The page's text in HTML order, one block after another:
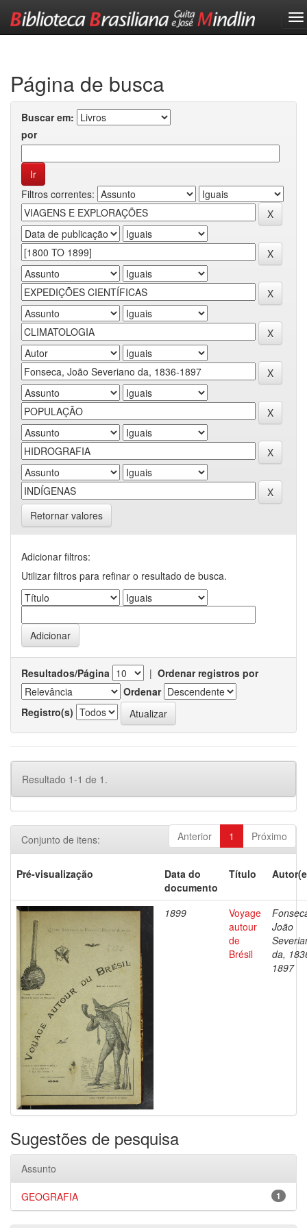
Página de busca
Buscar em:
por
Filtros correntes:
Retornar valores
Adicionar filtros:
Utilizar filtros para refinar o resultado de busca.
Resultados/Página | Ordenar registros por
Ordenar
Registro(s)
Resultado 1-1 de 1.
Anterior 1 Próximo
Conjunto de itens:
Pré-visualização
Data do
documento
Título
1899
Voyage
autour
de
Brésil
João
da,
1897
Sugestões de pesquisa
Assunto
1
GEOGRAFIA